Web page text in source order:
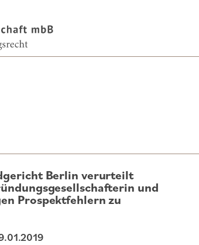
Berlin verurteilt
und
Prospektfehlern zu